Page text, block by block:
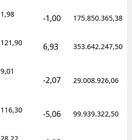
1,98 -1,00 175.850.365,38
121,90 6,93 353.642.247,50
9,01
-2,07 29.008.926,06
116,30 -5,06 99.939.322,50